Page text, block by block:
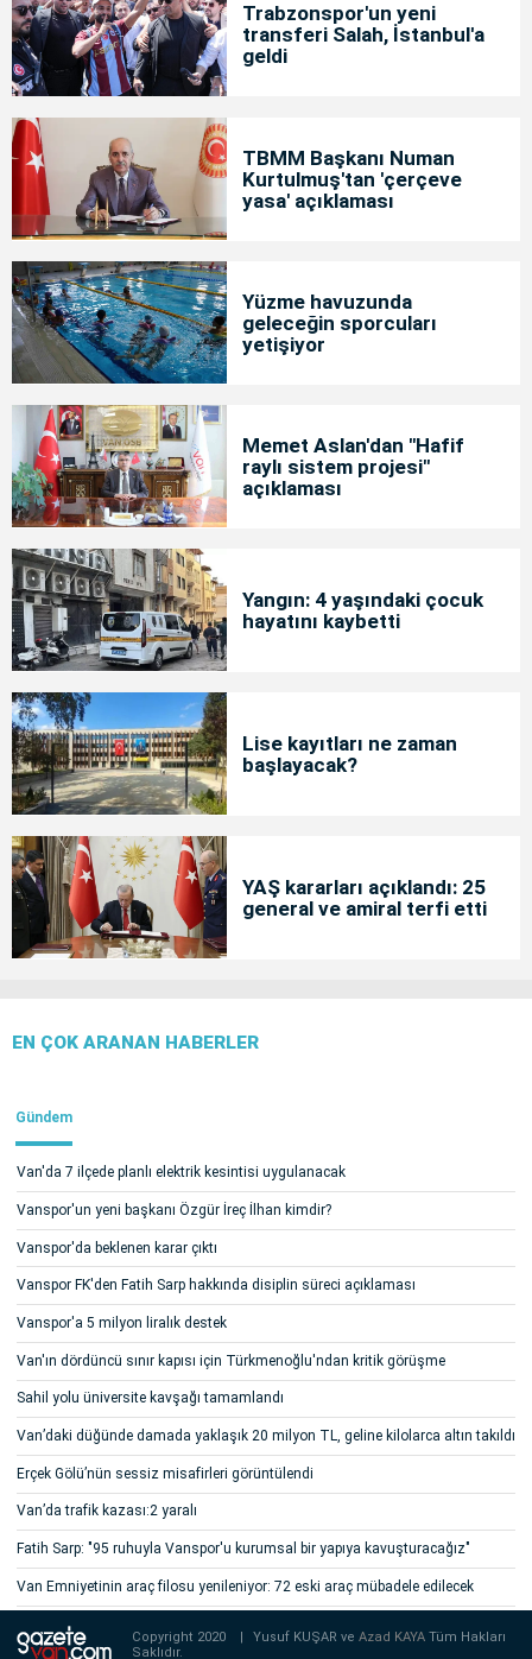
Trabzonspor'un yeni
transferi Salah, İstanbul'a
geldi
TBMM Başkanı Numan
Kurtulmuş'tan 'çerçeve
yasa' açıklaması
Yüzme havuzunda
geleceğin sporcuları
yetişiyor
Memet Aslan'dan "Hafif
raylı sistem projesi"
açıklaması
Yangın: 4 yaşındaki çocuk
hayatını kaybetti
Lise kayıtları ne zaman
başlayacak?
YAŞ kararları açıklandı: 25
general ve amiral terfi etti
EN ÇOK ARANAN HABERLER
Gündem
Van'da 7 ilçede planlı elektrik kesintisi uygulanacak
Vanspor'un yeni başkanı Özgür İreç İlhan kimdir?
Vanspor'da beklenen karar çıktı
Vanspor FK'den Fatih Sarp hakkında disiplin süreci açıklaması
Vanspor'a 5 milyon liralık destek
Van'ın dördüncü sınır kapısı için Türkmenoğlu'ndan kritik görüşme
Sahil yolu üniversite kavşağı tamamlandı
Van’daki düğünde damada yaklaşık 20 milyon TL, geline kilolarca altın takıldı
Erçek Gölü’nün sessiz misafirleri görüntülendi
Van’da trafik kazası:2 yaralı
Fatih Sarp: "95 ruhuyla Vanspor'u kurumsal bir yapıya kavuşturacağız"
Van Emniyetinin araç filosu yenileniyor: 72 eski araç mübadele edilecek
Copyright 2020 Yusuf KUŞAR veAzad KAYATüm Hakları
Saklıdır.